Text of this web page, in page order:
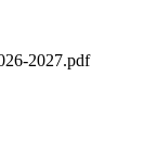
2027.pdf